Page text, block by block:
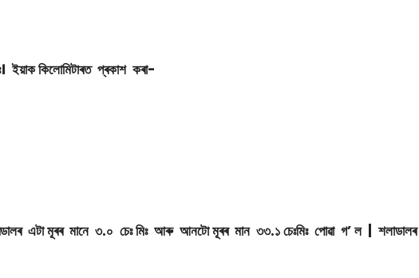
ইয়াককিলোমিটাৰত প্ৰকাশ কৰা-
এটামূৰৰ মানে ৩.০ চেঃ মিঃ আৰু আনটো মূৰৰ মান ৩৩.১ চেঃমিঃ পোৱা গ’ ল | শলাডালৰ